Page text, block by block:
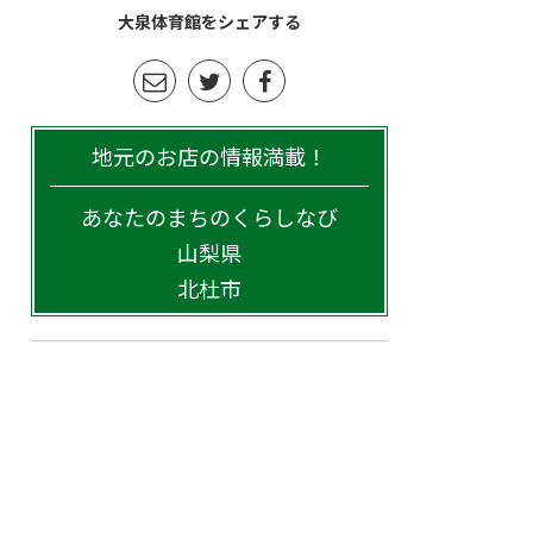
大泉体育館をシェアする
地元のお店の情報満載！
あなたのまちのくらしなび
山梨県
北杜市